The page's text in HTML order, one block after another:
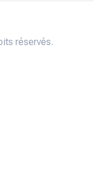
réservés.